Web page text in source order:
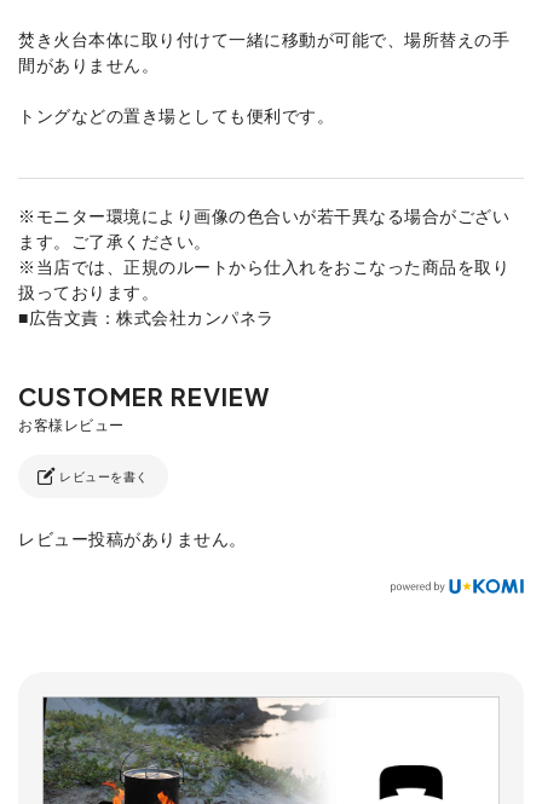
焚き火台本体に取り付けて一緒に移動が可能で、場所替えの手
間がありません。
トングなどの置き場としても便利です。
※モニター環境により画像の色合いが若干異なる場合がござい
ます。ご了承ください。
※当店では、正規のルートから仕入れをおこなった商品を取り
扱っております。
■広告文責：株式会社カンパネラ
レビューを書く
レビュー投稿がありません。